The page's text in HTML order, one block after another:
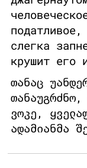
слегка
крушит его
თანაც
ვოკე,
ადამიანმა